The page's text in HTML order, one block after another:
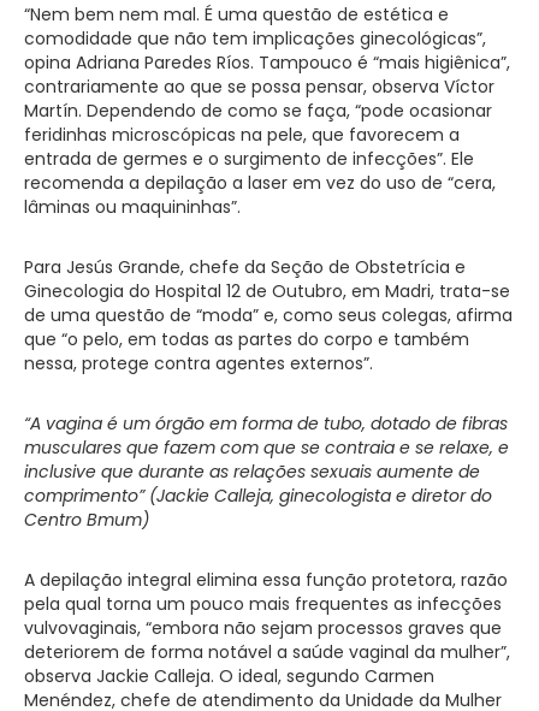
“Nem bem nem mal. É uma questão de estética e
comodidade que não tem implicações ginecológicas”,
opina Adriana Paredes Ríos. Tampouco é “mais higiênica”,
contrariamente ao que se possa pensar, observa Víctor
Martín. Dependendo de como se faça, “pode ocasionar
feridinhas microscópicas na pele, que favorecem a
entrada de germes e o surgimento de infecções”. Ele
recomenda a depilação a laser em vez do uso de “cera,
lâminas ou maquininhas”.
Para Jesús Grande, chefe da Seção de Obstetrícia e
Ginecologia do Hospital 12 de Outubro, em Madri, trata-se
de uma questão de “moda” e, como seus colegas, afirma
que “o pelo, em todas as partes do corpo e também
nessa, protege contra agentes externos”.
“A vagina é um órgão em forma de tubo, dotado de fibras
musculares que fazem com que se contraia e se relaxe, e
inclusive que durante as relações sexuais aumente de
comprimento” (Jackie Calleja, ginecologista e diretor do
Centro Bmum)
A depilação integral elimina essa função protetora, razão
pela qual torna um pouco mais frequentes as infecções
vulvovaginais, “embora não sejam processos graves que
deteriorem de forma notável a saúde vaginal da mulher”,
observa Jackie Calleja. O ideal, segundo Carmen
Menéndez, chefe de atendimento da Unidade da Mulher